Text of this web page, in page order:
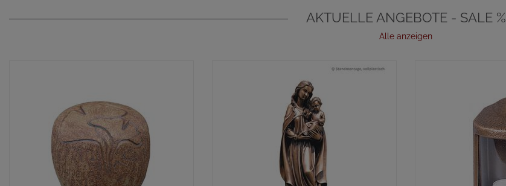
AKTUELLE ANGEBOTE - SALE %
Alle anzeigen